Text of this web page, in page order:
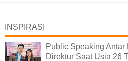
INSPIRASI
Public Speaking
Direktur Saat Usia 26